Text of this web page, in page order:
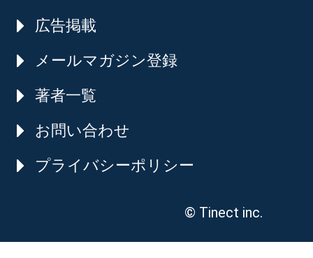
広告掲載
メールマガジン登録
著者一覧
お問い合わせ
プライバシーポリシー
© Tinect inc.